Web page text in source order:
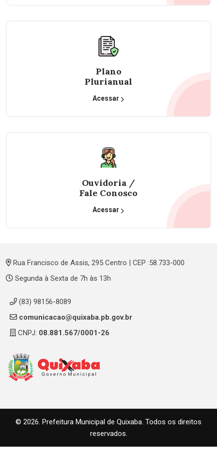
Plano
Plurianual
Acessar
Ouvidoria /
Fale Conosco
Acessar
Rua Francisco de Assis, 295 Centro | CEP :58.733-000
Segunda à Sexta de 7h às 13h
(83) 98156-8089
comunicacao@quixaba.pb.gov.br
CNPJ: 08.881.567/0001-26
© 2026. Prefeitura Municipal de Quixaba. Todos os direitos
reservados.